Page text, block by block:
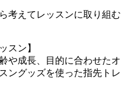
考えてレッスンに取り組む
スン】
や成長、目的に合わせたオ
ングッズを使った指先トレ